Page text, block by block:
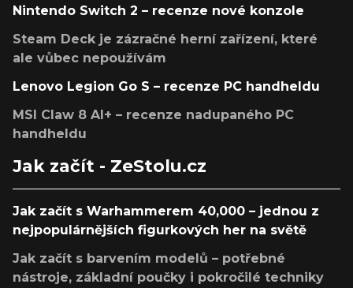
Nintendo Switch 2 – recenze nové konzole
Steam Deck je zázračné herní zařízení, které
ale vůbec nepoužívám
Lenovo Legion Go S – recenze PC handheldu
MSI Claw 8 AI+ – recenze nadupaného PC
handheldu
Jak začít - ZeStolu.cz
Jak začít s Warhammerem 40,000 – jednou z
nejpopulárnějších figurkových her na světě
Jak začít s barvením modelů – potřebné
nástroje, základní poučky i pokročilé techniky